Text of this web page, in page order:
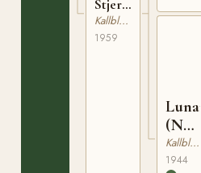
Stjerna
(NO)Kallblodig Travare
1959
(NO)
T-
1203
Kallblodig Travare
1944